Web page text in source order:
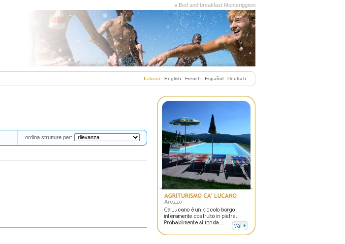
Bed and breakfast Monteriggioni
Italiano English French Español Deutsch
ordina strutture per: